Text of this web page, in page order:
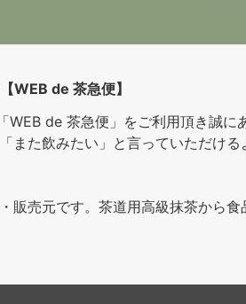
WEB de 茶急便】
WEB de 茶急便」をご利用頂き誠に
また飲みたい」と言っていただけ
販売元です。茶道用高級抹茶から食